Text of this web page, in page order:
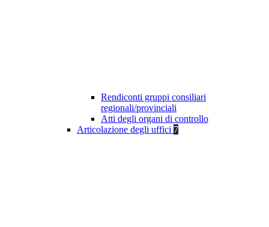
Rendiconti gruppi consiliari
regionali/provinciali
Atti degli organi di controllo
Articolazione degli uffici 7